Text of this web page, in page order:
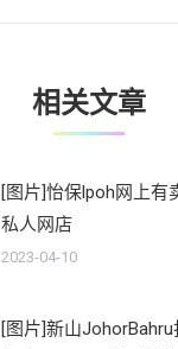
文
相关文章
[图片]怡保lpoh网上有
私人网店
2023-04-10
[图片]新山